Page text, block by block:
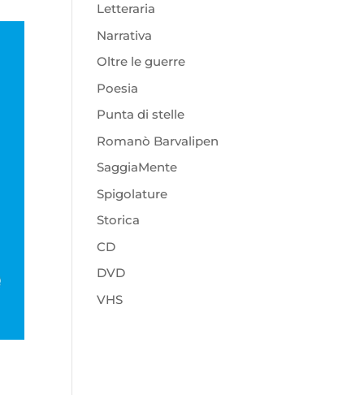
Letteraria
Narrativa
Oltre le guerre
Poesia
Punta di stelle
Romanò Barvalipen
SaggiaMente
Spigolature
Storica
CD
DVD
VHS